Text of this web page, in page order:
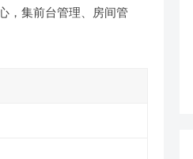
，集前台管理、房间管